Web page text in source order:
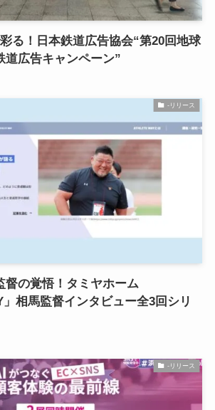
る！日本鉄道広告協会“第20回地球
道広告キャンペーン”
-リリース
督の覚悟！タミヤホーム
」相馬監督インタビュー全3回シリ
-リリース